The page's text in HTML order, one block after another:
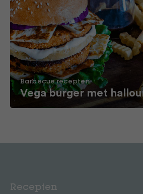
Barbecue recepten
Vega burger met
Recepten